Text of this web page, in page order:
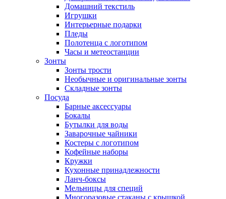
Домашний текстиль
Игрушки
Интерьерные подарки
Пледы
Полотенца с логотипом
Часы и метеостанции
Зонты
Зонты трости
Необычные и оригинальные зонты
Складные зонты
Посуда
Барные аксессуары
Бокалы
Бутылки для воды
Заварочные чайники
Костеры с логотипом
Кофейные наборы
Кружки
Кухонные принадлежности
Ланч-боксы
Мельницы для специй